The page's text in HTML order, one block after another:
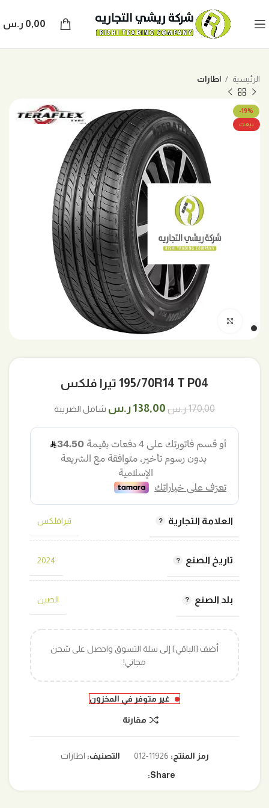
0,00 ر.س
الرئيسية اطارات
-19%
بيعت
اضغط للتكبير
195/70R14 T P04 تيرا فلكس
170,00ر.س السعر
170,00 ر.س.
138,00 ر.س السعر
138,00 ر.س.
شامل الضريبة
العلامة التجارية تيرافلكس
تاريخ الصنع 2024
بلد الصنع الصين
أضف [الباقي] إلى سلة التسوق واحصل على شحن
مجاني!
غير متوفر في المخزون
مقارنة
رمز المنتج: 11926-012 التصنيف: اطارات
Share: